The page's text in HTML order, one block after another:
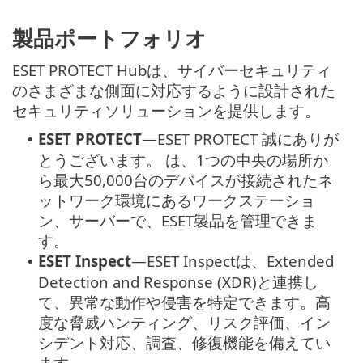
製品ポートフォリオ
ESET PROTECT Hubは、サイバーセキュリティ
のさまざまな側面に対応するように設計された
セキュリティソリューションを提供します。
• ESET PROTECT—ESET PROTECT 誠にありが
とうございます。 は、1つの中央の場所か
ら最大50,000台のデバイスが接続されたネ
ットワーク環境にあるワークステーショ
ン、サーバーで、ESET製品を管理できま
す。
• ESET Inspect—ESET Inspectは、Extended
Detection and Response (XDR)と連携し
て、異常な動作や侵害を特定できます。高
度な脅威ハンティング、リスク評価、イン
シデント対応、調査、修復機能を備えてい